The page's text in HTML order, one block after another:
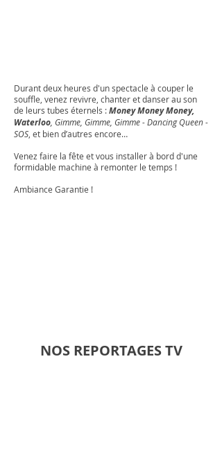
Durant deux heures d'un spectacle à couper le
souffle, venez revivre, chanter et danser au son
de leurs tubes éternels :Money Money Money,
Waterloo , Gimme, Gimme, Gimme - Dancing Queen -
SOS , et bien d’autres encore…
Venez faire la fête et vous installer à bord d'une
formidable machine à remonter le temps !
Ambiance Garantie !
NOS REPORTAGES TV